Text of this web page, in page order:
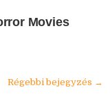
Movies
Régebbi bejegyzés →